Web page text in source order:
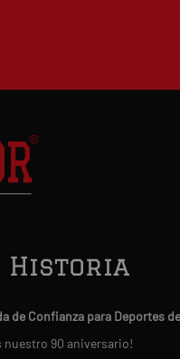
Historia
de Confianza para Deportes
nuestro 90 aniversario!